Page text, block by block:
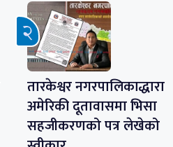
तारकेश्वर नगरपालिकाद्धारा
अमेरिकी दूतावासमा भिसा
सहजीकरणको पत्र लेखेको